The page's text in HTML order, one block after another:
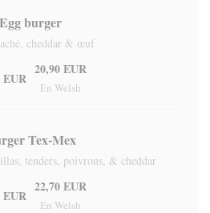
Egg burger
cheddar & œuf
EUR
20,90 EUR
En Welsh
Tex-Mex
tenders, poivrons, & cheddar
EUR
22,70 EUR
En Welsh